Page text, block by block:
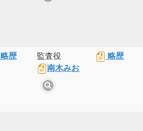
略歴
監査役
南木みお
略歴